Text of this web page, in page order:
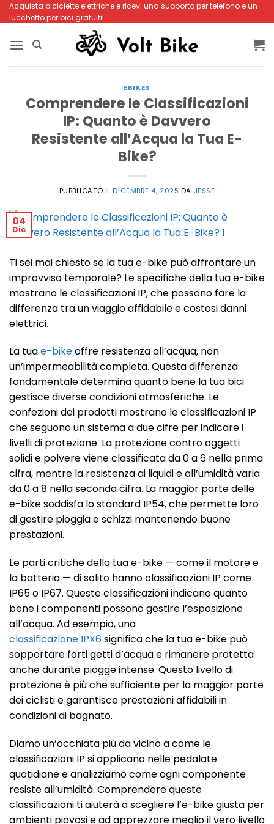
Salta
ai
contenuti
Acquista biciclette elettriche e ricevi una supporto per telefono e un
lucchetto per bici gratuiti!
EBIKES
Comprendere le Classificazioni
IP: Quanto è Davvero
Resistente all’Acqua la Tua E-
Bike?
PUBBLICATO ILDICEMBRE 4, 2025 DA JESSE
04
Dic
Ti sei mai chiesto se la tua e-bike può affrontare un
improvviso temporale? Le specifiche della tua e-bike
mostrano le classificazioni IP, che possono fare la
differenza tra un viaggio affidabile e costosi danni
elettrici.
La tuae-bikeoffre resistenza all’acqua, non
un’impermeabilità completa. Questa differenza
fondamentale determina quanto bene la tua bici
gestisce diverse condizioni atmosferiche. Le
confezioni dei prodotti mostrano le classificazioni IP
che seguono un sistema a due cifre per indicare i
livelli di protezione. La protezione contro oggetti
solidi e polvere viene classificata da 0 a 6 nella prima
cifra, mentre la resistenza ai liquidi e all’umidità varia
da 0 a 8 nella seconda cifra. La maggior parte delle
e-bike soddisfa lo standard IP54, che permette loro
di gestire pioggia e schizzi mantenendo buone
prestazioni.
Le parti critiche della tua e-bike — come il motore e
la batteria — di solito hanno classificazioni IP come
IP65 o IP67. Queste classificazioni indicano quanto
bene i componenti possono gestire l’esposizione
all’acqua. Ad esempio, una
classificazione IPX6 significa che la tua e-bike può
sopportare forti getti d’acqua e rimanere protetta
anche durante piogge intense. Questo livello di
protezione è più che sufficiente per la maggior parte
dei ciclisti e garantisce prestazioni affidabili in
condizioni di bagnato.
Diamo un’occhiata più da vicino a come le
classificazioni IP si applicano nelle pedalate
quotidiane e analizziamo come ogni componente
resiste all’umidità. Comprendere queste
classificazioni ti aiuterà a scegliere l’e-bike giusta per
ambienti piovosi e ad apprezzare meglio il vero livello